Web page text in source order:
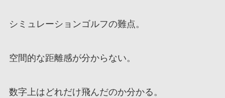
シミュレーションゴルフの難点。
空間的な距離感が分からない。
数字上はどれだけ飛んだのか分かる。